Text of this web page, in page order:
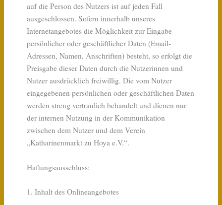
auf die Person des Nutzers ist auf jeden Fall
ausgeschlossen. Sofern innerhalb unseres
Internetangebotes die Möglichkeit zur Eingabe
persönlicher oder geschäftlicher Daten (Email-
Adressen, Namen, Anschriften) besteht, so erfolgt die
Preisgabe dieser Daten durch die Nutzerinnen und
Nutzer ausdrücklich freiwillig. Die vom Nutzer
eingegebenen persönlichen oder geschäftlichen Daten
werden streng vertraulich behandelt und dienen nur
der internen Nutzung in der Kommunikation
zwischen dem Nutzer und dem Verein
„Katharinenmarkt zu Hoya e.V.“.
Haftungsausschluss:
1. Inhalt des Onlineangebotes